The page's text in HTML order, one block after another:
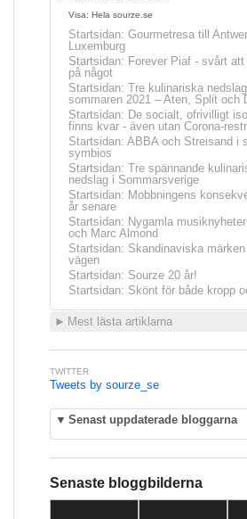
Visa: Hela sourze.se
Startsidan: Gourmetresa till
Luxemburg
Startsidan: Forever Piaf - svårt
på något
Startsidan: Tre kulinariska nedslag
sommaren 2021 – Aten, Split och
Startsidan: De socialt, ofrivilligt
finns kvar - även utan Corona-
Startsidan: ABBA och Streisand i
symbios
Startsidan: Tre spännande
nedslag i Sommarsverige
Startsidan: Mobbningens
år senare
Startsidan: Nygamla
och Marc Almond
Startsidan: Skandinaviska
vägen
Startsidan: Sourze 20 år!
Startsidan: Skönt för både kropp
► Mest lästa artiklarna
TWITTER
Tweets by sourze_se
▼ Senast uppdaterade bloggarna
Senaste bloggbilderna